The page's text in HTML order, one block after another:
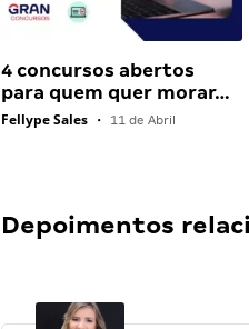
4 concursos abertos
para quem quer morar…
Fellype Sales • 11 de Abril
Depoimentos